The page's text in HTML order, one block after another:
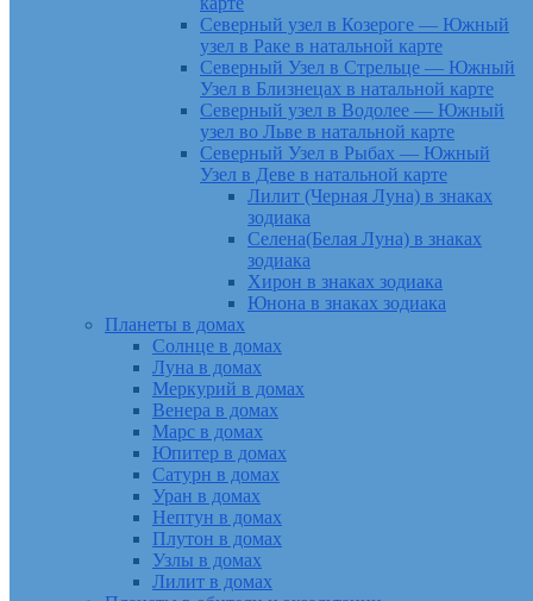
Северный узел в Козероге — Южный
узел в Раке в натальной карте
Северный Узел в Стрельце — Южный
Узел в Близнецах в натальной карте
Северный узел в Водолее — Южный
узел во Льве в натальной карте
Северный Узел в Рыбах — Южный
Узел в Деве в натальной карте
Лилит (Черная Луна) в знаках
зодиака
Селена(Белая Луна) в знаках
зодиака
Хирон в знаках зодиака
Юнона в знаках зодиака
Планеты в домах
Солнце в домах
Луна в домах
Меркурий в домах
Венера в домах
Марс в домах
Юпитер в домах
Сатурн в домах
Уран в домах
Нептун в домах
Плутон в домах
Узлы в домах
Лилит в домах